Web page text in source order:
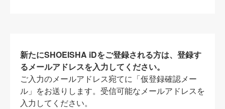
新たにSHOEISHA iDをご登録される方は、登録す
るメールアドレスを入力してください。
ご入力のメールアドレス宛てに「仮登録確認メー
ル」をお送りします。受信可能なメールアドレスを
入力してください。